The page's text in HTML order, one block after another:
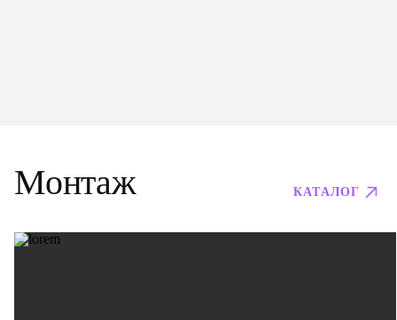
Монтаж КАТАЛОГ